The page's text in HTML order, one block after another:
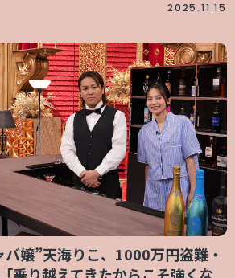
2025.11.15
嬢”天海りこ、1000万円盗難・